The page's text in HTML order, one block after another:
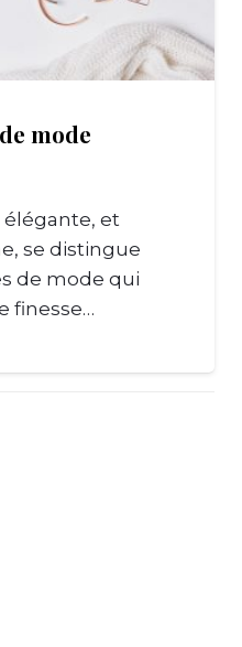
mode
et
se distingue
de mode qui
finesse…